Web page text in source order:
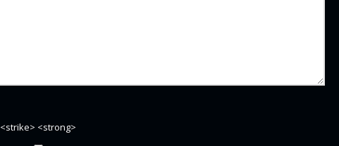
<strong>